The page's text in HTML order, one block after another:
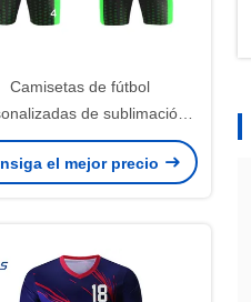
Camisetas de fútbol
de sublimación,
de uniformes de fútbol -
poliéster elástico de
el mejor precio